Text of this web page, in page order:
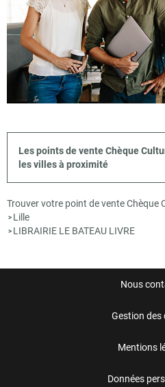
Les points de vente Chèque
les villes à proximité
Trouver votre point de vente Chèque
> Lille
> LIBRAIRIE LE BATEAU LIVRE
Nous
Gestion des
Mentions
Données